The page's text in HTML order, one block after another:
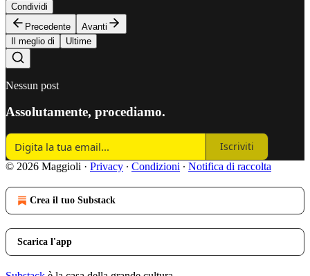
Condividi
Precedente
Avanti
Il meglio di
Ultime
Nessun post
Assolutamente, procediamo.
Iscriviti
© 2026 Maggioli · Privacy ∙ Condizioni ∙ Notifica di raccolta
Crea il tuo Substack
Scarica l'app